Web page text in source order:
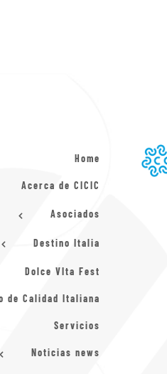
Home
Acerca de CICIC
Asociados
Destino Italia
Dolce VIta Fest
de Calidad Italiana
Servicios
Noticias news